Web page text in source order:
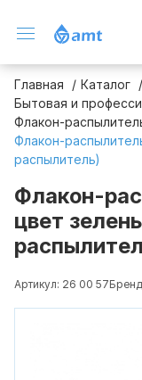
Главная
Каталог
Бытовая и
Флакон-
Флакон-
распылитель)
Флакон-
цвет
Артикул: 26 00 57